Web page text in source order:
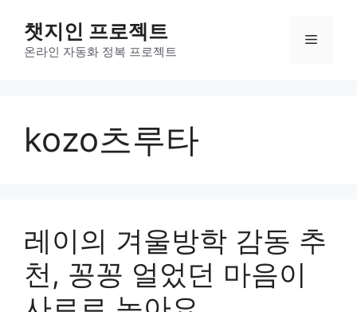
챗지인 프로젝트
온라인 자동화 정복 프로젝트
메
kozo츠루타
레이의 겨울방학 감동 추
천, 꽁꽁 얼었던 마음이